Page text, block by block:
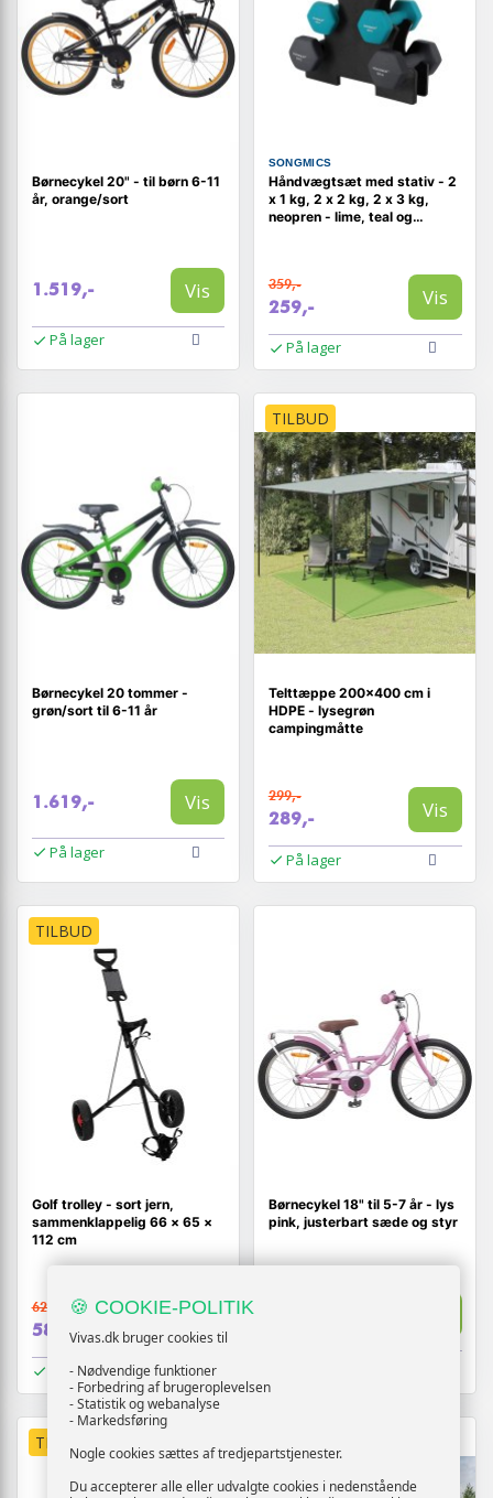
Børnecykel 20" - til børn 6-11
år, orange/sort
1.519,- Vis
På lager
SONGMICS
Håndvægtsæt med stativ - 2
x 1 kg, 2 x 2 kg, 2 x 3 kg,
neopren - lime, teal og
359,-
259,- Vis
På lager
Børnecykel 20 tommer -
grøn/sort til 6-11 år
1.619,- Vis
På lager
TILBUD
Telttæppe 200×400 cm i
HDPE - lysegrøn
campingmåtte
299,-
289,- Vis
På lager
TILBUD
Golf trolley - sort jern,
sammenklappelig 66 × 65 ×
112 cm
629,-
589,- Vis
På lager
Børnecykel 18" til 5-7 år - lys
pink, justerbart sæde og styr
TILBUD
🍪 COOKIE-POLITIK
Vivas.dk bruger cookies til
- Nødvendige funktioner
- Forbedring af brugeroplevelsen
- Statistik og webanalyse
- Markedsføring
Nogle cookies sættes af tredjepartstjenester.
Du accepterer alle eller udvalgte cookies i nedenstående